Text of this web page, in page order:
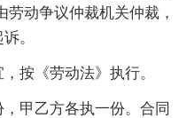
动争议仲裁机关仲裁，
。
按《劳动法》执行。
甲乙方各执一份。合同